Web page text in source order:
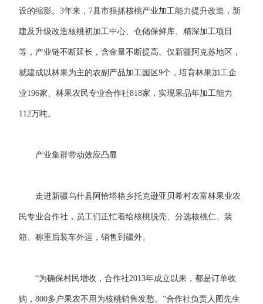
设的缩影。3年来，7县市狠抓核桃产业加工能力提升改造，新
建及升级改造核桃初加工中心、仓储保鲜库、精深加工项目
等，产业链不断延长，含金量不断提高。仅新疆阿克苏地区，
就建成以林果为主的农副产品加工园区9个，培育林果加工企
业196家、林果农民专业合作社818家，实现果品年加工能力
112万吨。
产业集群带动效应凸显
走进新疆乌什县阿恰塔格乡托克逊亚贝希村农富林果业农
民专业合作社，员工们正忙着给核桃脱壳、分选核桃仁、装
箱、称重后装车外运，销售到疆外。
“为确保村民增收，合作社2013年成立以来，都是订单收
购，800多户果农不用为核桃销售发愁。”合作社负责人图先生